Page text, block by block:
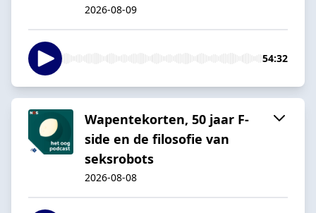
2026-08-09
54:32
Wapentekorten, 50 jaar F-
side en de filosofie van
seksrobots
2026-08-08